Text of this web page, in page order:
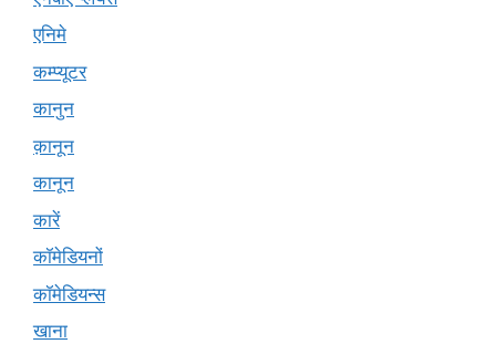
एनिमे
कम्प्यूटर
कानुन
क़ानून
कानून
कारें
कॉमेडियनों
कॉमेडियन्स
खाना